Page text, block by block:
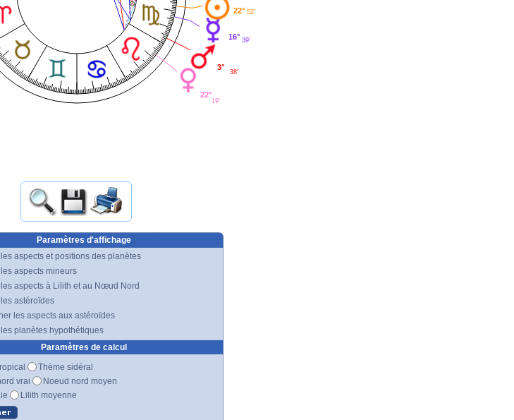
22°
19'
3°
38'
16° 39'
22° 52'
Paramètres d'affichage
aspects et positions des planètes
aspects mineurs
aspects à Lilith et au Nœud Nord
astéroïdes
les aspects aux astéroïdes
planètes hypothétiques
Paramètres de calcul
Thème sidéral
vrai
Noeud nord moyen
Lilith moyenne